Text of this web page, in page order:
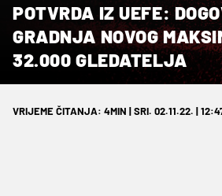
POTVRDA IZ UEFE:
GRADNJA NOVOG
32.000 GLEDATELJA
VRIJEME ČITANJA: 4MIN | SRI. 02.11.22. |